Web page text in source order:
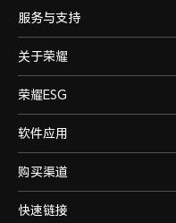
服务与支持
关于荣耀
荣耀ESG
软件应用
购买渠道
快速链接